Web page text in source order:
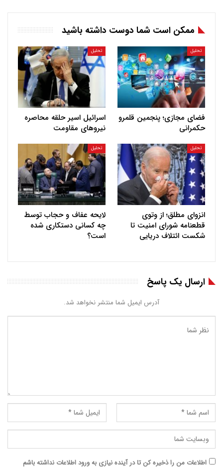
ممکن است شما دوست داشته باشید
تحلیل
فضای مجازی؛ پنجمین قلمرو
حکمرانی
تحلیل
اسرائیل اسیر حلقه محاصره
نیروهای مقاومت
تحلیل
انزوای مطلق؛ از وتوی
قطعنامه شورای امنیت تا
شکست ائتلاف دریایی
تحلیل
لایحه عفاف و حجاب توسط
چه کسانی دستکاری شده
است؟
ارسال یک پاسخ
آدرس ایمیل شما منتشر نخواهد شد.
اطلاعات من را ذخیره کن تا در آینده نیازی به ورود اطلاعات نداشته باشم